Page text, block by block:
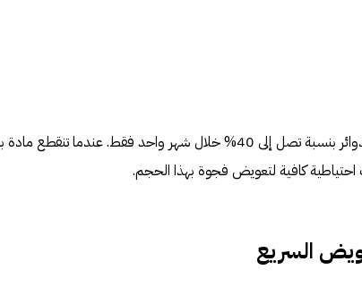
النتيجة كانت مباشرة: ارتفاع أسعار لوحات الدوائر بنسبة تصل إلى 40% خلال شهر واحد فقط. عندما تنقطع
احتياطية كافية لتعويض فجوة بهذا الحجم.
السريع